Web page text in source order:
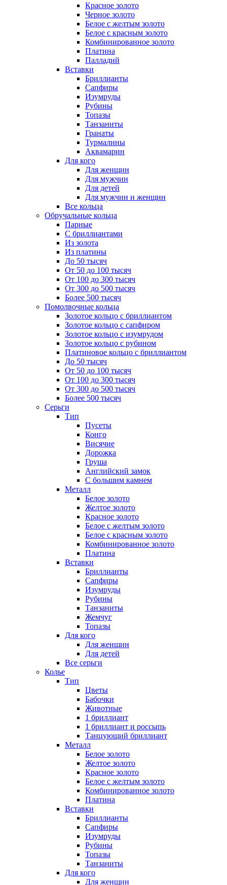
Красное золото
Черное золото
Белое с желтым золото
Белое с красным золото
Комбинированное золото
Платина
Палладий
Вставки
Бриллианты
Сапфиры
Изумруды
Рубины
Топазы
Танзаниты
Гранаты
Турмалины
Аквамарин
Для кого
Для женщин
Для мужчин
Для детей
Для мужчин и женщин
Все кольца
Обручальные кольца
Парные
С бриллиантами
Из золота
Из платины
До 50 тысяч
От 50 до 100 тысяч
От 100 до 300 тысяч
От 300 до 500 тысяч
Более 500 тысяч
Помолвочные кольца
Золотое кольцо с бриллиантом
Золотое кольцо с сапфиром
Золотое кольцо с изумрудом
Золотое кольцо с рубином
Платиновое кольцо с бриллиантом
До 50 тысяч
От 50 до 100 тысяч
От 100 до 300 тысяч
От 300 до 500 тысяч
Более 500 тысяч
Серьги
Тип
Пусеты
Конго
Висячие
Дорожка
Груша
Английский замок
С большим камнем
Металл
Белое золото
Желтое золото
Красное золото
Белое с желтым золото
Белое с красным золото
Комбинированное золото
Платина
Вставки
Бриллианты
Сапфиры
Изумруды
Рубины
Танзаниты
Жемчуг
Топазы
Для кого
Для женщин
Для детей
Все серьги
Колье
Тип
Цветы
Бабочки
Животные
1 бриллиант
1 бриллиант и россыпь
Танцующий бриллиант
Металл
Белое золото
Желтое золото
Красное золото
Белое с желтым золото
Комбинированное золото
Платина
Вставки
Бриллианты
Сапфиры
Изумруды
Рубины
Топазы
Танзаниты
Для кого
Для женщин